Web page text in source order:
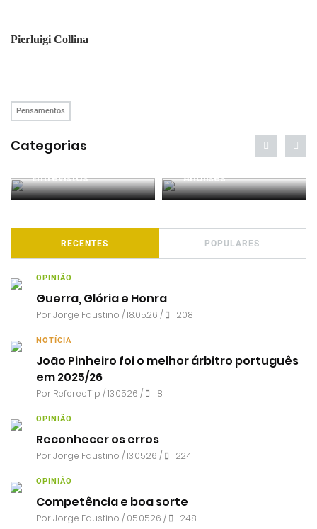
Pierluigi Collina
Pensamentos
Categorias
Entrevistas Análises
RECENTES POPULARES
OPINIÃO
Guerra, Glória e Honra
PorJorge Faustino / 18.05.26 / 208
NOTÍCIA
João Pinheiro foi o melhor árbitro português
em 2025/26
Por RefereeTip / 13.05.26 / 8
OPINIÃO
Reconhecer os erros
PorJorge Faustino / 13.05.26 / 224
OPINIÃO
Competência e boa sorte
PorJorge Faustino / 05.05.26 / 248